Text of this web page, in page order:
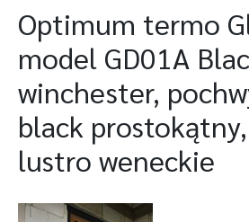
Optimum termo
model GD01A
winchester,
black
lustro weneckie